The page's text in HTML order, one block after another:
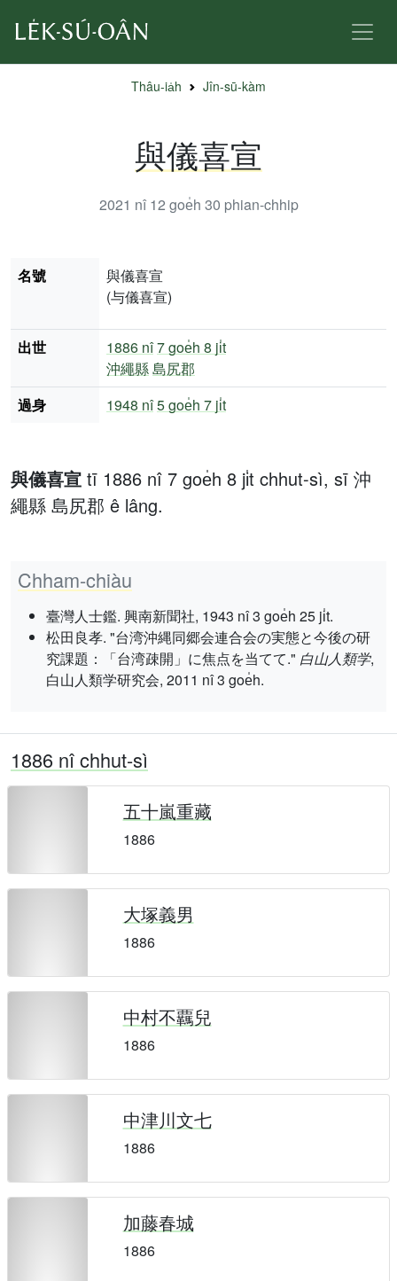
Thâu-ia̍h Jîn-sū-kàm
與儀喜宣
2021 nî 12 goe̍h 30 phian-chhip
與儀喜宣 tī 1886 nî 7 goe̍h 8 ji̍t chhut-sì, sī 沖
繩縣 島尻郡 ê lâng.
Chham-chiàu
臺灣人士鑑. 興南新聞社, 1943 nî 3 goe̍h 25 ji̍t.
松田良孝. "台湾沖縄同郷会連合会の実態と今後の研
究課題：「台湾疎開」に焦点を当てて." 白山人類学,
白山人類学研究会, 2011 nî 3 goe̍h.
名號
與儀喜宣
(与儀喜宣)
出世 1886 nî7 goe̍h 8 ji̍t
沖繩縣島尻郡
過身
1948 nî5 goe̍h 7 ji̍t
1886 nî chhut-sì
五十嵐重藏
1886
大塚義男
1886
中村不覊兒
1886
中津川文七
1886
加藤春城
1886